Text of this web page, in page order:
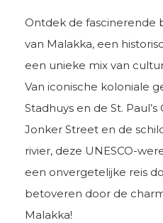
Ontdek de fascinerende
van Malakka, een
een unieke mix van
Van iconische koloniale
Stadhuys en de St.
Jonker Street en de
rivier, deze UNESCO-
een onvergetelijke reis
betoveren door de
Malakka!